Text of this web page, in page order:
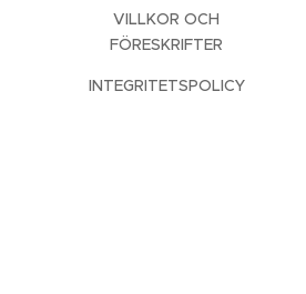
VILLKOR OCH
FÖRESKRIFTER
INTEGRITETSPOLICY